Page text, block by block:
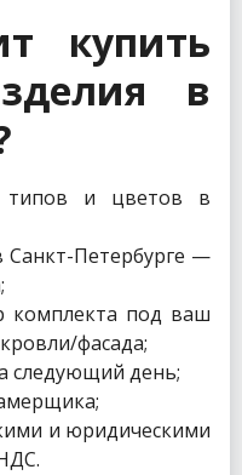
купить
в
и цветов в
Санкт-Петербурге —
комплекта под ваш
фасада;
следующий день;
и юридическими